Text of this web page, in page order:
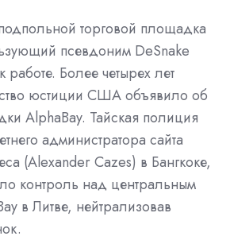
торговой площадка
псевдоним DeSnake
работе. Более четырех лет
юстиции США объявило об
AlphaBay. Тайская полиция
администратора сайта
(Alexander Cazes) в Бангкоке,
контроль над центральным
в Литве, нейтрализовав